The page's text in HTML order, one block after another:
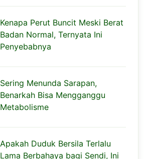
Kenapa Perut Buncit Meski Berat
Badan Normal, Ternyata Ini
Penyebabnya
Sering Menunda Sarapan,
Benarkah Bisa Mengganggu
Metabolisme
Apakah Duduk Bersila Terlalu
Lama Berbahaya bagi Sendi, Ini